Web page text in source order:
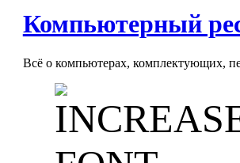
Компьютерный
Всё о компьютерах, комплектующих,